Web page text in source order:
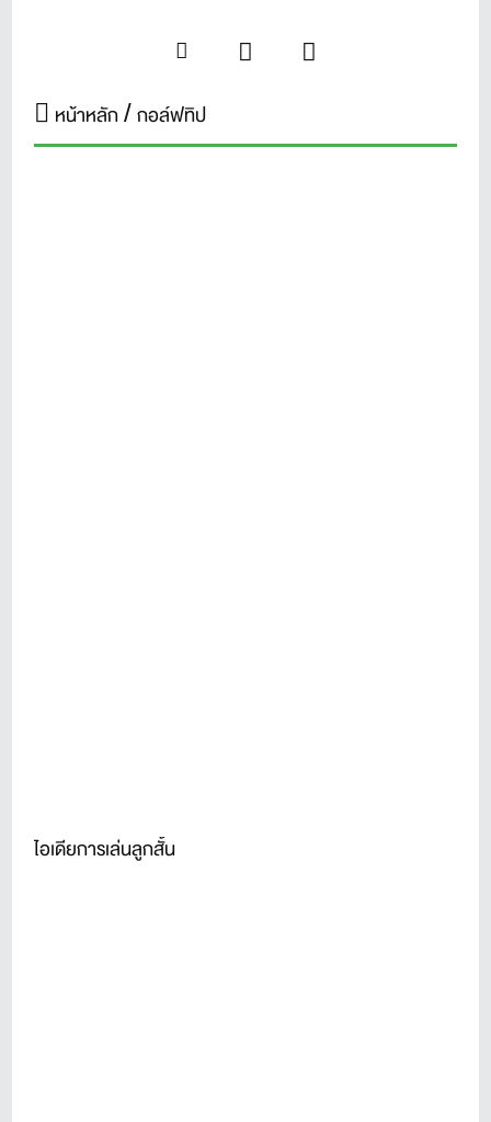
หน้าหลัก กอล์ฟทิป
ไอเดียการเล่นลูกสั้น